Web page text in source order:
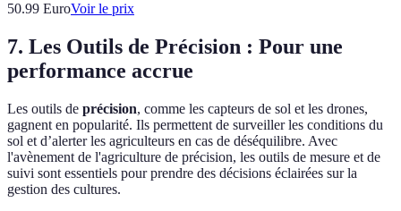
50.99 EuroVoir le prix
7. Les Outils de Précision : Pour une
performance accrue
Les outils de précision, comme les capteurs de sol et les drones,
gagnent en popularité. Ils permettent de surveiller les conditions du
sol et d’alerter les agriculteurs en cas de déséquilibre. Avec
l'avènement de l'agriculture de précision, les outils de mesure et de
suivi sont essentiels pour prendre des décisions éclairées sur la
gestion des cultures.